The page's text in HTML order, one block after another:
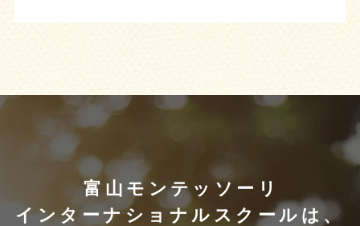
富山モンテッソーリ
インターナショナルスクールは、